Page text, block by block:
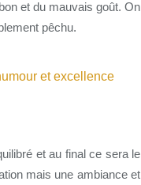
et du mauvais goût. On
pêchu.
et au final ce sera le
mais une ambiance et